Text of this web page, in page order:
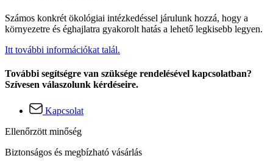
Számos konkrét ökológiai intézkedéssel járulunk hozzá, hogy a
környezetre és éghajlatra gyakorolt hatás a lehető legkisebb legyen.
Itt további információkat talál.
További segítségre van szüksége rendelésével kapcsolatban?
Szívesen válaszolunk kérdéseire.
Kapcsolat
Ellenőrzött minőség
Biztonságos és megbízható vásárlás